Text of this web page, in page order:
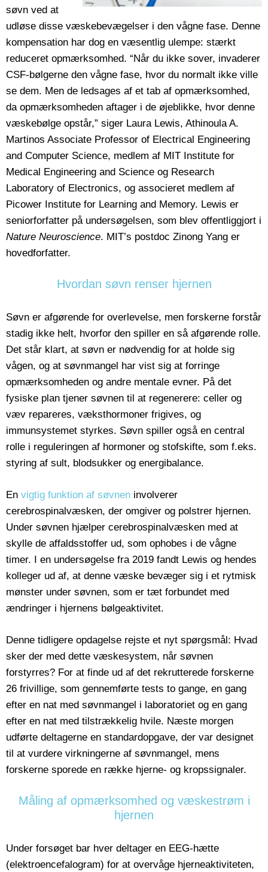
søvn ved at
udløse disse væskebevægelser i den vågne fase. Denne
kompensation har dog en væsentlig ulempe: stærkt
reduceret opmærksomhed. “Når du ikke sover, invaderer
CSF-bølgerne den vågne fase, hvor du normalt ikke ville
se dem. Men de ledsages af et tab af opmærksomhed,
da opmærksomheden aftager i de øjeblikke, hvor denne
væskebølge opstår,” siger Laura Lewis, Athinoula A.
Martinos Associate Professor of Electrical Engineering
and Computer Science, medlem af MIT Institute for
Medical Engineering and Science og Research
Laboratory of Electronics, og associeret medlem af
Picower Institute for Learning and Memory. Lewis er
seniorforfatter på undersøgelsen, som blev offentliggjort i
Nature Neuroscience. MIT’s postdoc Zinong Yang er
hovedforfatter.
Hvordan søvn renser hjernen
Søvn er afgørende for overlevelse, men forskerne forstår
stadig ikke helt, hvorfor den spiller en så afgørende rolle.
Det står klart, at søvn er nødvendig for at holde sig
vågen, og at søvnmangel har vist sig at forringe
opmærksomheden og andre mentale evner. På det
fysiske plan tjener søvnen til at regenerere: celler og
væv repareres, væksthormoner frigives, og
immunsystemet styrkes. Søvn spiller også en central
rolle i reguleringen af hormoner og stofskifte, som f.eks.
styring af sult, blodsukker og energibalance.
En vigtig funktion af søvnen involverer
cerebrospinalvæsken, der omgiver og polstrer hjernen.
Under søvnen hjælper cerebrospinalvæsken med at
skylle de affaldsstoffer ud, som ophobes i de vågne
timer. I en undersøgelse fra 2019 fandt Lewis og hendes
kolleger ud af, at denne væske bevæger sig i et rytmisk
mønster under søvnen, som er tæt forbundet med
ændringer i hjernens bølgeaktivitet.
Denne tidligere opdagelse rejste et nyt spørgsmål: Hvad
sker der med dette væskesystem, når søvnen
forstyrres? For at finde ud af det rekrutterede forskerne
26 frivillige, som gennemførte tests to gange, en gang
efter en nat med søvnmangel i laboratoriet og en gang
efter en nat med tilstrækkelig hvile. Næste morgen
udførte deltagerne en standardopgave, der var designet
til at vurdere virkningerne af søvnmangel, mens
forskerne sporede en række hjerne- og kropssignaler.
Måling af opmærksomhed og væskestrøm i
hjernen
Under forsøget bar hver deltager en EEG-hætte
(elektroencefalogram) for at overvåge hjerneaktiviteten,